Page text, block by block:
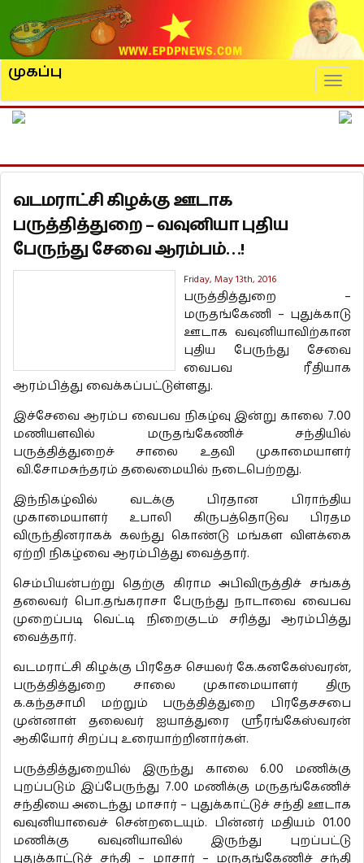
முகப்பு
வடமராட்சி கிழக்கு ஊடாக
பருத்தித்துறை – வவுனியா புதிய
பேருந்து சேவை ஆரம்பம்…!
Friday, May 13th, 2016
பருத்தித்துறை –
மருதங்கேணி – புதுக்காடு
ஊடாக வவுனியாவிற்கான
புதிய பேருந்து சேவை
வைபவ ரீதியாக
ஆரம்பித்து வைக்கப்பட்டுள்ளது.
இச்சேவை ஆரம்ப வைபவ நிகழ்வு இன்று காலை 7.00
மணியளவில் மருதங்கேணிச் சந்தியில்
பருத்தித்துறைச் சாலை உதவி முகாமையாளர்
வி.சோமசுந்தரம் தலைமையில் நடைபெற்றது.
இந்நிகழ்வில் வடக்கு பிரதான பிராந்திய
முகாமையாளர் உபாலி கிருபத்தொடுவ பிரதம
விருந்தினராகக் கலந்து கொண்டு மங்கள விளக்கை
ஏற்றி நிகழ்வை ஆரம்பித்து வைத்தார்.
செம்பியன்பற்று தெற்கு கிராம அபிவிருத்திச் சங்கத்
தலைவர் பொ.தங்கராசா பேருந்து நாடாவை வைபவ
முறைப்படி வெட்டி நிறைகுடம் சரித்து ஆரம்பித்து
வைத்தார்.
வடமராட்சி கிழக்கு பிரதேச செயலர் கே.கனகேஸ்வரன்,
பருத்தித்துறை சாலை முகாமையாளர் திரு
க.கந்தசாமி மற்றும் பருத்தித்துறை பிரதேசசபை
முன்னாள் தலைவர் ஐயாத்துரை ஸ்ரீரங்கேஸ்வரன்
ஆகியோர் சிறப்பு உரையாற்றினார்கள்.
பருத்தித்துறையில் இருந்து காலை 6.00 மணிக்கு
புறப்படும் இப்பேருந்து 7.00 மணிக்கு மருதங்கேணிச்
சந்தியை அடைந்து மாசார் – புதுக்காட்டுச் சந்தி ஊடாக
வவுனியாவைச் சென்றடையும். பின்னர் மதியம் 01.00
மணிக்கு வவுனியாவில் இருந்து புறப்பட்டு
புதுக்காட்டுச் சந்தி – மாசார் – மருதங்கேணிச் சந்தி